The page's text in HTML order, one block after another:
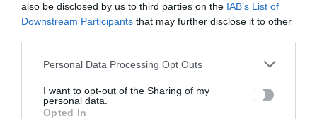
also be disclosed by us to third parties on the IAB’s List of
Downstream Participants that may further disclose it to other
Personal Data Processing Opt Outs
I want to opt-out of the Sharing of my
personal data.
Opted In
CSÍKSZÉK, GYERGYÓSZÉK,HÍRLISTA,
UDVARHELYSZÉK
Munkanélküliek számára
képzéseket